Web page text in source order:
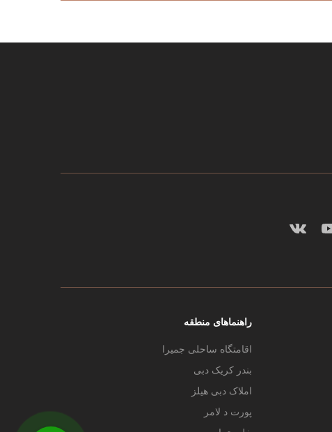
راهنماهای منطقه
اقامتگاه ساحلی جمیرا
بندر کریک دبی
املاک دبی هیلز
پورت د لامر